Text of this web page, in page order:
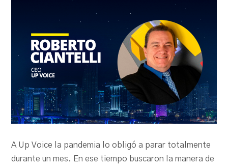
A Up Voice la pandemia lo obligó a parar totalmente
durante un mes. En ese tiempo buscaron la manera de